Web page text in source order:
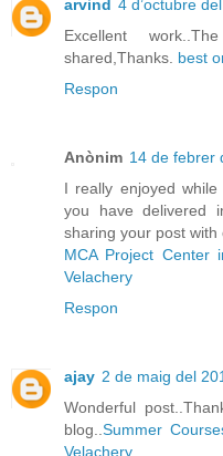
arvind 4 d’octubre
Excellent
shared,Thanks. best
Respon
Anònim 14 de febrer
I really enjoyed
you have delivered
sharing your post with
MCA Project Center
Velachery
Respon
ajay 2 de maig del
Wonderful
blog.. Summer
Velachery